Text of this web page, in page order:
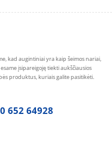
kad augintiniai yra kaip šeimos nariai,
įsipareigoję tiekti aukščiausios
produktus, kuriais galite pasitikėti.
652 64928